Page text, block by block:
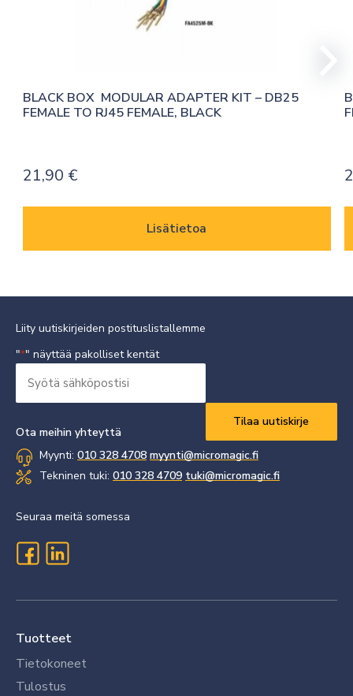
BLACK BOX  MODULAR ADAPTER KIT – DB25
FEMALE TO RJ45 FEMALE, BLACK
21,90 €
Lisätietoa
Liity uutiskirjeiden postituslistallemme
"*" näyttää pakolliset kentät
sähköpostisi
Ota meihin yhteyttä
Myynti: 010 328 4708 myynti@micromagic.fi
Tekninen tuki: 010 328 4709 tuki@micromagic.fi
Seuraa meitä somessa
Tuotteet
Tietokoneet
Tulostus